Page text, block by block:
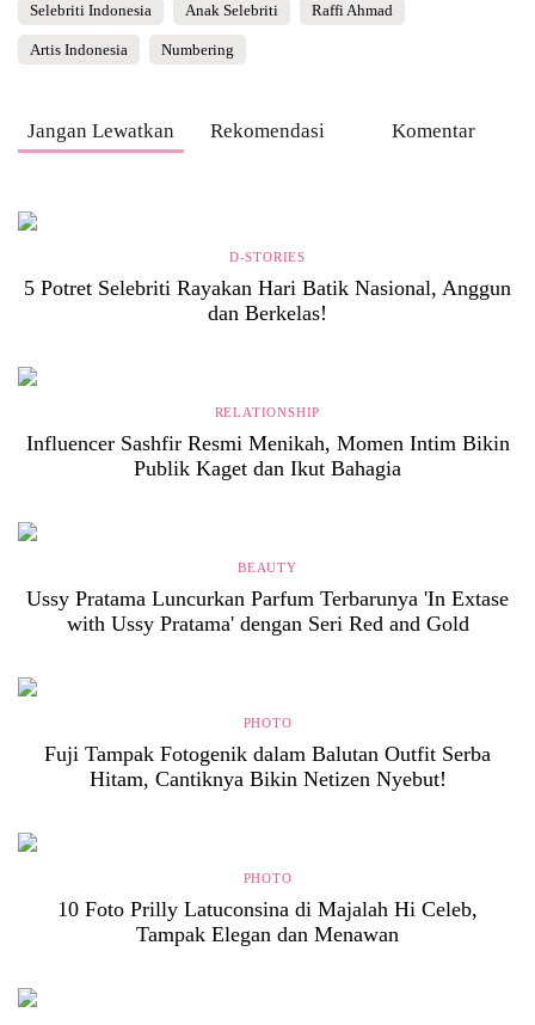
Selebriti Indonesia Anak Selebriti Raffi Ahmad
Artis Indonesia Numbering
Jangan Lewatkan Rekomendasi Komentar
D-STORIES
5 Potret Selebriti Rayakan Hari Batik Nasional, Anggun
dan Berkelas!
RELATIONSHIP
Influencer Sashfir Resmi Menikah, Momen Intim Bikin
Publik Kaget dan Ikut Bahagia
BEAUTY
Ussy Pratama Luncurkan Parfum Terbarunya 'In Extase
with Ussy Pratama' dengan Seri Red and Gold
PHOTO
Fuji Tampak Fotogenik dalam Balutan Outfit Serba
Hitam, Cantiknya Bikin Netizen Nyebut!
PHOTO
10 Foto Prilly Latuconsina di Majalah Hi Celeb,
Tampak Elegan dan Menawan